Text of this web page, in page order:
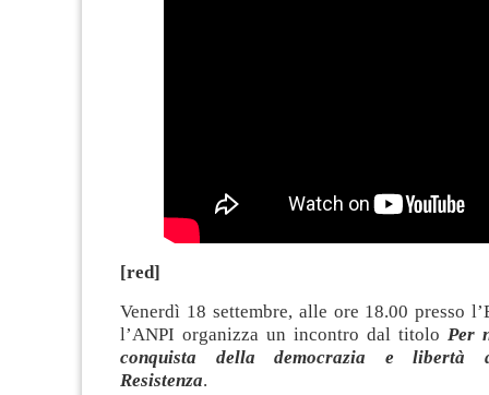
[red]
Venerdì 18 settembre, alle ore 18.00 presso
l’ANPI organizza un incontro dal titolo Per
conquista della democrazia e libertà
Resistenza.